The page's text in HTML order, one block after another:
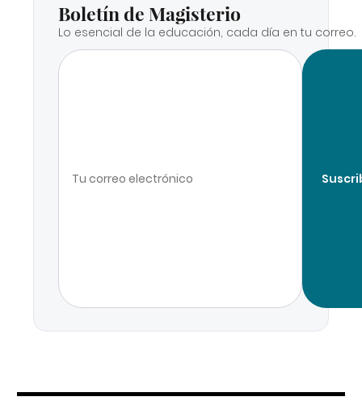
Boletín de Magisterio
Lo esencial de la educación, cada día en tu correo.